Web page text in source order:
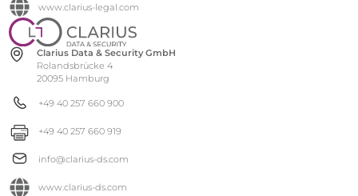
www.clarius-legal.com
Clarius Data & Security GmbH
Rolandsbrücke 4
20095 Hamburg
+49 40 257 660 900
+49 40 257 660 919
info@clarius-ds.com
www.clarius-ds.com